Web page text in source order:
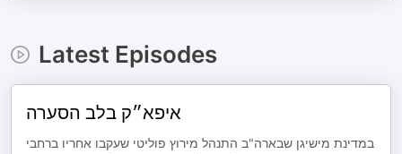
Latest Episodes
איפא״ק בלב הסערה
במדינת מישיגן שבארה"ב התנהל מירוץ פוליטי שעקבו אחריו ברחבי